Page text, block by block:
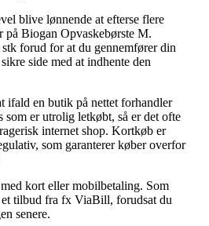
blive lønnende at efterse flere
på Biogan Opvaskebørste M.
forud for at du gennemfører din
side med at indhente den
ifald en butik på nettet forhandler
som er utrolig letkøbt, så er det ofte
internet shop. Kortkøb er
som garanterer køber overfor
kort eller mobilbetaling. Som
tilbud fra fx ViaBill, forudsat du
senere.